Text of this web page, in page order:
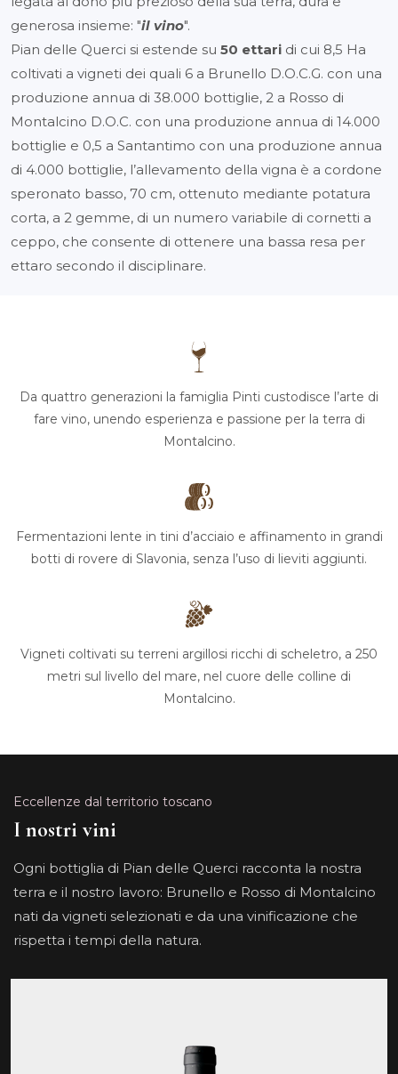
generosa insieme: "il vino".
Pian delle Querci si estende su 50 ettari di cui 8,5 Ha
coltivati a vigneti dei quali 6 a Brunello D.O.C.G. con una
produzione annua di 38.000 bottiglie, 2 a Rosso di
Montalcino D.O.C. con una produzione annua di 14.000
bottiglie e 0,5 a Santantimo con una produzione annua
di 4.000 bottiglie, l’allevamento della vigna è a cordone
speronato basso, 70 cm, ottenuto mediante potatura
corta, a 2 gemme, di un numero variabile di cornetti a
ceppo, che consente di ottenere una bassa resa per
ettaro secondo il disciplinare.
Da quattro generazioni la famiglia Pinti custodisce l’arte di
fare vino, unendo esperienza e passione per la terra di
Montalcino.
Fermentazioni lente in tini d’acciaio e affinamento in grandi
botti di rovere di Slavonia, senza l’uso di lieviti aggiunti.
Vigneti coltivati su terreni argillosi ricchi di scheletro, a 250
metri sul livello del mare, nel cuore delle colline di
Montalcino.
Eccellenze dal territorio toscano
I nostri vini
Ogni bottiglia di Pian delle Querci racconta la nostra
terra e il nostro lavoro: Brunello e Rosso di Montalcino
nati da vigneti selezionati e da una vinificazione che
rispetta i tempi della natura.